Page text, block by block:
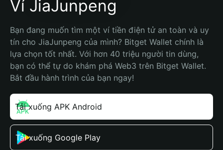
Ví JiaJunpeng
Bạn đang muốn tìm một ví tiền điện tử an toàn và uy
tín cho JiaJunpeng của mình? Bitget Wallet chính là
lựa chọn tốt nhất. Với hơn 40 triệu người tin dùng,
bạn có thể tự do khám phá Web3 trên Bitget Wallet.
Bắt đầu hành trình của bạn ngay!
Tải xuống APK Android
Tải xuống Google Play